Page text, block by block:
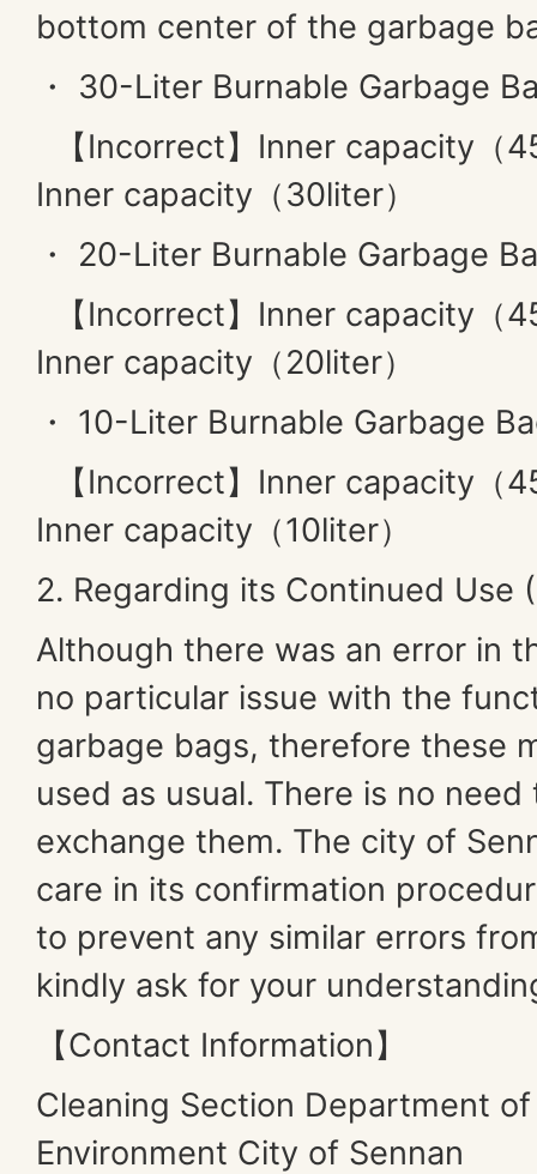
bottom center of the garbage
・ 30-Liter Burnable Garbage
【Incorrect】Inner capacity（
Inner capacity（30liter）
・ 20-Liter Burnable Garbage
【Incorrect】Inner capacity（
Inner capacity（20liter）
・ 10-Liter Burnable Garbage
【Incorrect】Inner capacity（
Inner capacity（10liter）
2. Regarding its Continued Use
Although there was an error in
no particular issue with the
garbage bags, therefore these
used as usual. There is no
exchange them. The city of
care in its confirmation
to prevent any similar errors
kindly ask for your
【Contact Information】
Cleaning Section Department of
Environment City of Sennan